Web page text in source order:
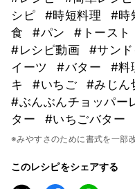
シピ
#時短料理 #時
食
#パン #トースト
#レシピ動画
#サン
イーツ
#バター #料
キ
#いちご #みじん
#ぶんぶんチョッパー
ター
#いちごバター
※みやすさのために書式を一部
このレシピをシェアする